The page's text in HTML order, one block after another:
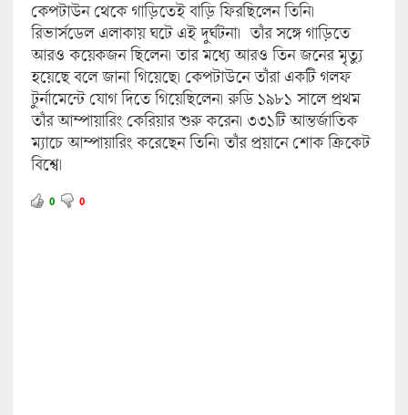
কেপটাউন থেকে গাড়িতেই বাড়ি ফিরছিলেন তিনি।
রিভার্সডেল এলাকায় ঘটে এই দুর্ঘটনা। তাঁর সঙ্গে গাড়িতে
আরও কয়েকজন ছিলেন। তার মধ্যে আরও তিন জনের মৃত্যু
হয়েছে বলে জানা গিয়েছে। কেপটাউনে তাঁরা একটি গলফ
টুর্নামেন্টে যোগ দিতে গিয়েছিলেন। রুডি ১৯৮১ সালে প্রথম
তাঁর আম্পায়ারিং কেরিয়ার শুরু করেন। ৩৩১টি আন্তর্জাতিক
ম্যাচে আম্পায়ারিং করেছেন তিনি। তাঁর প্রয়ানে শোক ক্রিকেট
বিশ্বে।
0 0